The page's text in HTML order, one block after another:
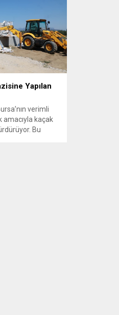
iletişim
sosyal
Yapılan
verimli
amacıyla kaçak
Bu